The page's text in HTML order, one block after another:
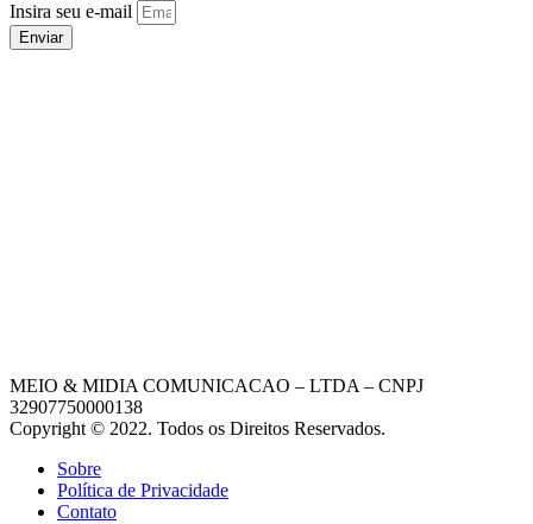
Insira seu e-mail
Enviar
MEIO & MIDIA COMUNICACAO – LTDA – CNPJ
32907750000138
Copyright © 2022. Todos os Direitos Reservados.
Sobre
Política de Privacidade
Contato